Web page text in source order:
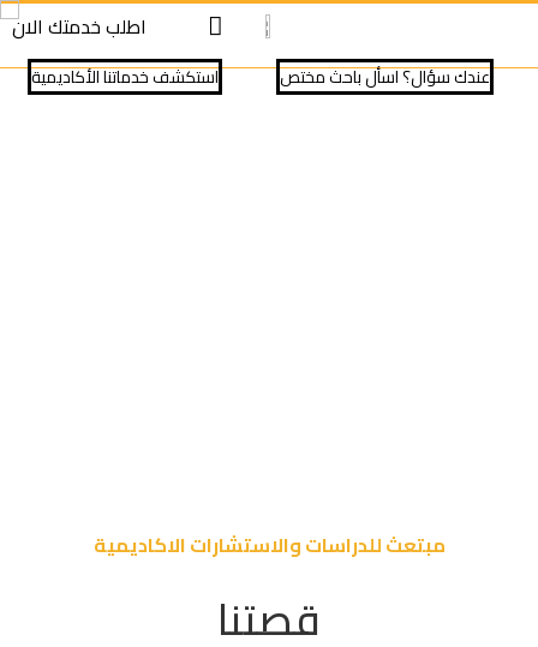
اطلب خدمتك الان
⁠استكشف خدماتنا الأكاديمية عندك سؤال؟ اسأل باحث مختص
مبتعث للدراسات والاستشارات الاكاديمية
قصتنا